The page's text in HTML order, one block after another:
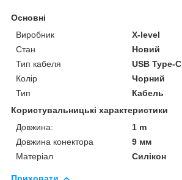
Основні
Виробник
X-level
Стан
Новий
Тип кабеля
USB Type-C
Колір
Чорний
Тип
Кабель
Користувальницькі характеристики
Довжина:
1 m
Довжина конектора
9 мм
Матеріал
Силікон
Приховати